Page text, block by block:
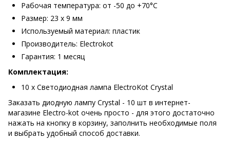
Рабочая температура: от -50 до +70°С
Размер: 23 х 9 мм
Используемый материал: пластик
Производитель: Electrokot
Гарантия: 1 месяц
Комплектация:
10 х Светодиодная лампа ElectroKot Crystal
Заказать диодную лампу Crystal - 10 шт в интернет-
магазине Electro-kot очень просто - для этого достаточно
нажать на кнопку в корзину, заполнить необходимые поля
и выбрать удобный способ доставки.